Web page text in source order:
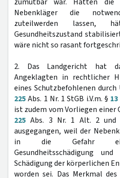
Nebenkläger die
zuteilwerden lassen,
Gesundheitszustand
wäre nicht so rasant
2. Das Landgericht hat
Angeklagten in rechtlicher
eines Schutzbefohlenen durch
225Abs. 1 Nr. 1 StGB i.V.m. § 13
ist zudem vom Vorliegen einer
225 Abs. 3 Nr. 1 Alt. 2
ausgegangen, weil der
in die Gefahr
Gesundheitsschädigung
Schädigung der körperlichen
worden sei. Das Merkmal